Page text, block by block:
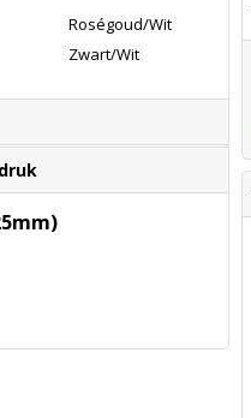
Roségoud/Wit
Zwart/Wit